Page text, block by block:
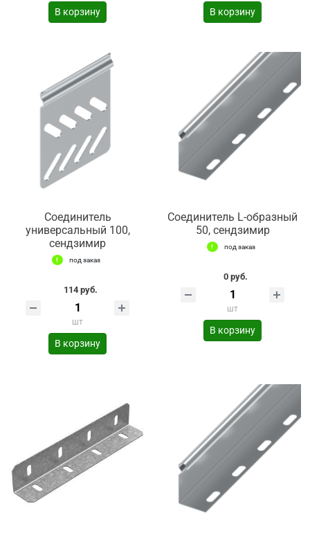
В корзину В корзину
Соединитель
универсальный 100,
сендзимир
под заказ
114 руб.
шт
В корзину
Соединитель L-образный
50, сендзимир
под заказ
0 руб.
шт
В корзину